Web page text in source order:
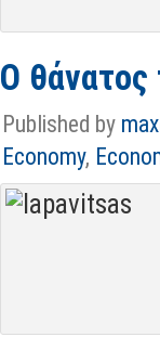
Ο θάνατος
Published by
Economy,